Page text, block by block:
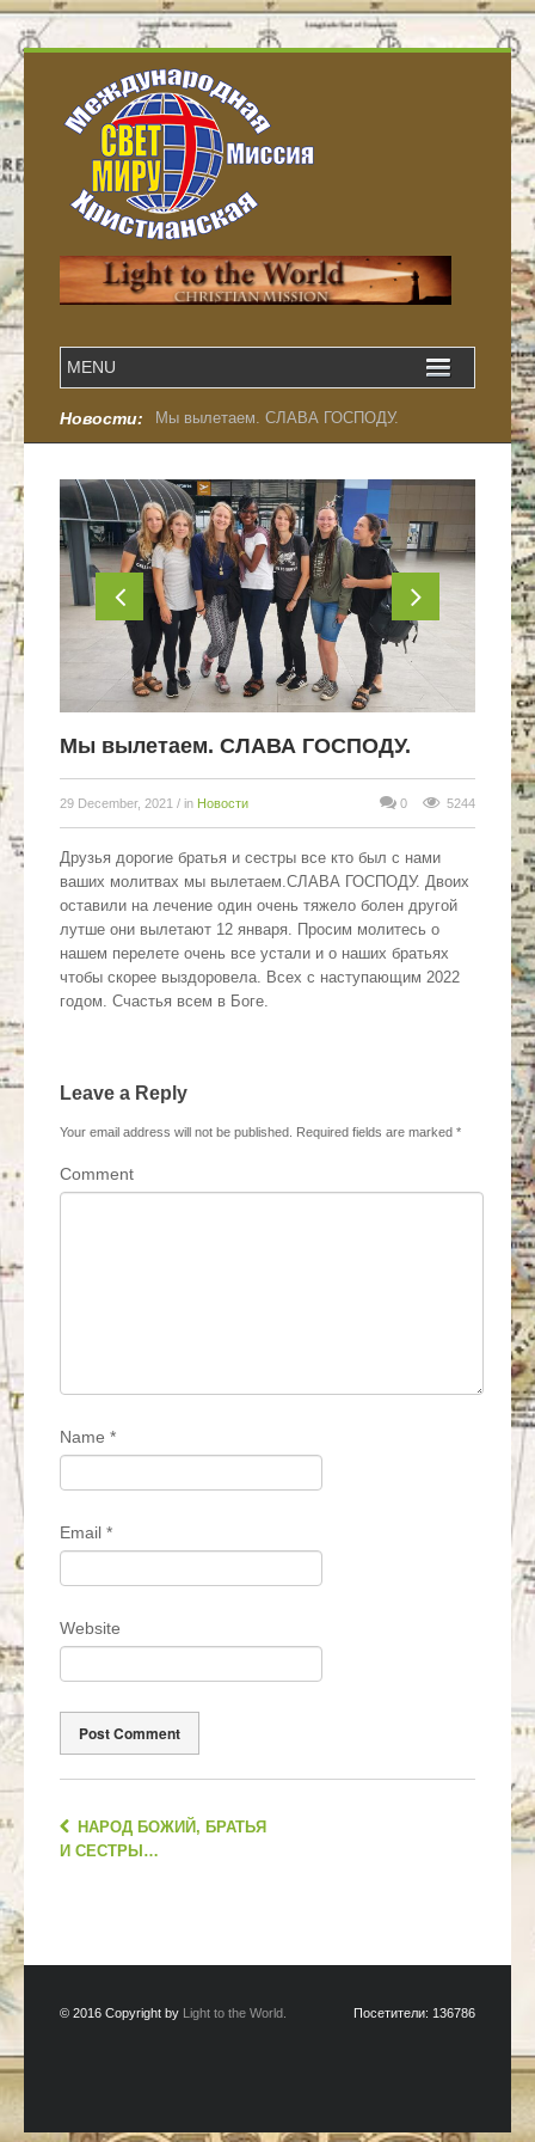
Новости: Мы вылетаем. СЛАВА ГОСПОДУ.
Мы вылетаем. СЛАВА ГОСПОДУ.
29 December, 2021 / in Новости 0 5244
Друзья дорогие братья и сестры все кто был с нами
ваших молитвах мы вылетаем.СЛАВА ГОСПОДУ. Двоих
оставили на лечение один очень тяжело болен другой
лутше они вылетают 12 января. Просим молитесь о
нашем перелете очень все устали и о наших братьях
чтобы скорее выздоровела. Всех с наступающим 2022
годом. Счастья всем в Боге.
Leave a Reply
Your email address will not be published. Required fields are marked *
Comment
Name *
Email *
Website
НАРОД БОЖИЙ, БРАТЬЯ
И СЕСТРЫ…
© 2016 Copyright by Light to the World. Посетители: 136786